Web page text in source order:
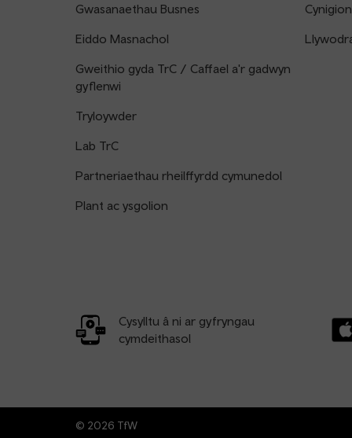
Gwasanaethau Busnes
Eiddo Masnachol
Gweithio gyda TrC / Caffael a'r gadwyn
gyflenwi
Tryloywder
Lab TrC
Partneriaethau rheilffyrdd cymunedol
Plant ac ysgolion
Cysylltu â ni ar gyfryngau
cymdeithasol
© 2026 TfW